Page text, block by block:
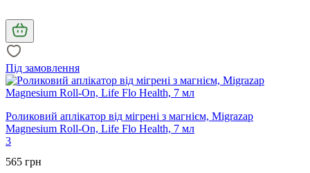
Під замовлення
Роликовий аплікатор від мігрені з магнієм, Migrazap
Magnesium Roll-On, Life Flo Health, 7 мл
3
565 грн